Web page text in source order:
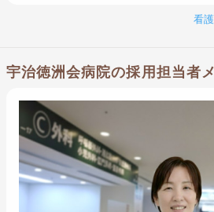
看
宇治徳洲会病院の採用担当者